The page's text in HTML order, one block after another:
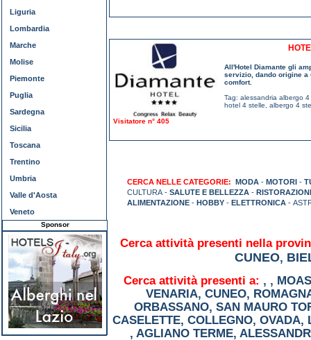
Visitatore n° 405
All'Hotel Diamante gli
servizio, dando origine
comfort.
Tag: alessandria albergo 4
hotel 4 stelle
albergo 4
CERCA NELLE CATEGORIE: MODA - MOTORI -
CULTURA - SALUTE E BELLEZZA -
ALIMENTAZIONE - HOBBY - ELETTRONICA -
Cerca attività presenti nella
CUNEO,
Cerca attività presenti a: , ,
VENARIA, CUNEO,
ORBASSANO, SAN MAURO
CASELETTE, COLLEGNO, OVADA,
, AGLIANO TERME,
Liguria
Lombardia
Marche
Molise
Piemonte
Puglia
Sardegna
Sicilia
Toscana
Trentino
Umbria
Valle d'Aosta
Veneto
Sponsor